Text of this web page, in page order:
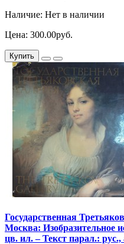
Наличие: Нет в наличии
Цена: 300.00руб.
Купить
Государственная
Москва: Изобразительное
цв. ил. – Текст парал.: рус.,